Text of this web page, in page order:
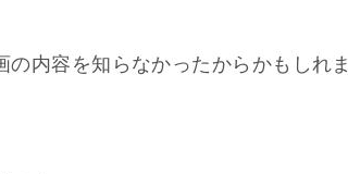
内容を知らなかったからかもしれま